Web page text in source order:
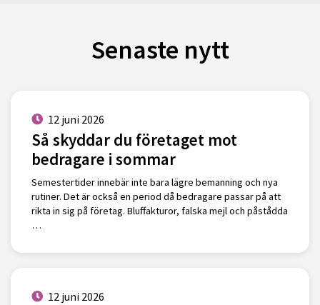
Senaste nytt
12 juni 2026
Så skyddar du företaget mot
bedragare i sommar
Semestertider innebär inte bara lägre bemanning och nya
rutiner. Det är också en period då bedragare passar på att
rikta in sig på företag. Bluffakturor, falska mejl och påstådda
…
12 juni 2026